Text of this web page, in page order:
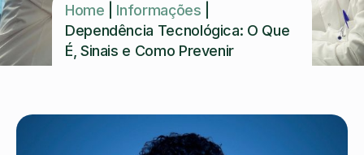
Home Informações
Dependência Tecnológica: O Que
É, Sinais e Como Prevenir